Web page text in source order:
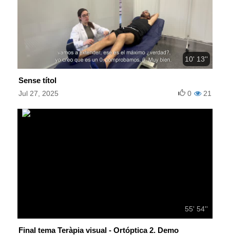
10' 13''
Sense títol
Jul 27, 2025 21
0
55' 54''
Final tema Teràpia visual - Ortóptica 2. Demo